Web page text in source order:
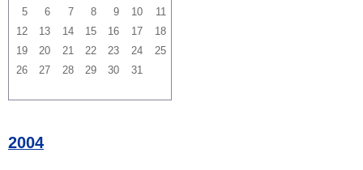
5
6 7 8 9 10
11
12
13 14 15 16 17
18
19
20 21 22 23 24
25
26
27 28 29 30 31
2004